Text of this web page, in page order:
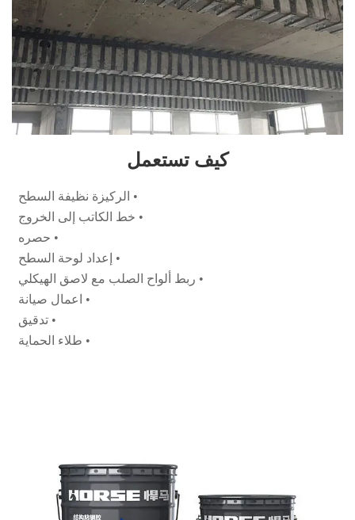
كيف تستعمل
• الركيزة نظيفة السطح
• خط الكاتب إلى الخروج
• حصره
• إعداد لوحة السطح
• ربط ألواح الصلب مع لاصق الهيكلي
• اعمال صيانة
• تدقيق
• طلاء الحماية